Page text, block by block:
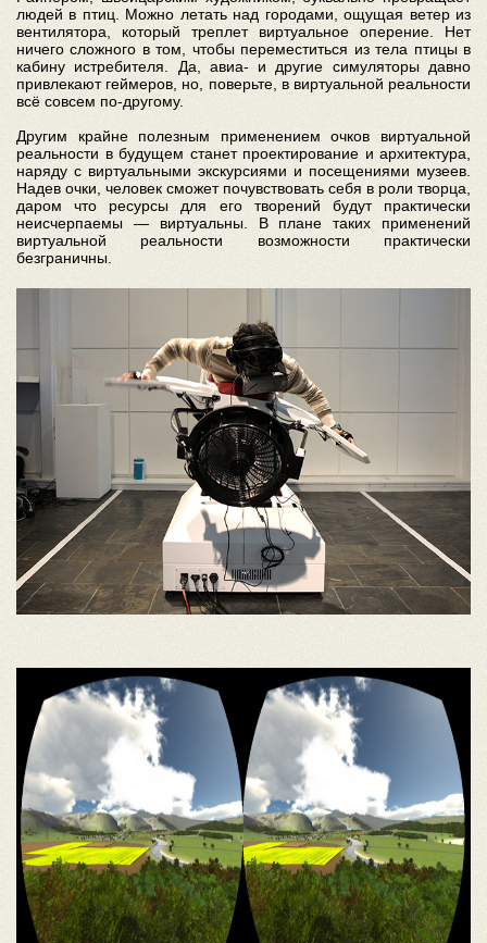
людей в птиц. Можно летать над городами, ощущая ветер из
вентилятора, который треплет виртуальное оперение. Нет
ничего сложного в том, чтобы переместиться из тела птицы в
кабину истребителя. Да, авиа- и другие симуляторы давно
привлекают геймеров, но, поверьте, в виртуальной реальности
всё совсем по-другому.
Другим крайне полезным применением очков виртуальной
реальности в будущем станет проектирование и архитектура,
наряду с виртуальными экскурсиями и посещениями музеев.
Надев очки, человек сможет почувствовать себя в роли творца,
даром что ресурсы для его творений будут практически
неисчерпаемы — виртуальны. В плане таких применений
виртуальной реальности возможности практически
безграничны.